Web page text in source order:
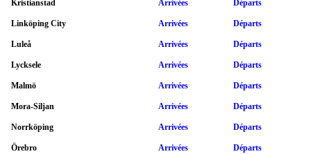
Kristianstad Arrivées Départs
Linköping City Arrivées Départs
Luleå Arrivées Départs
Lycksele Arrivées Départs
Malmö Arrivées Départs
Mora-Siljan Arrivées Départs
Norrköping Arrivées Départs
Örebro Arrivées Départs